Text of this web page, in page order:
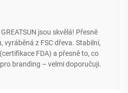
jsou skvělá! Přesně
vyráběná z FSC dřeva. Stabilní,
FDA) a přesně to, co
branding – velmi doporučuji.